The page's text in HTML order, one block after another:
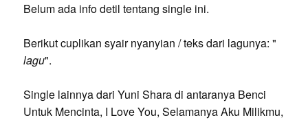
Belum ada info detil tentang single ini.
Berikut cuplikan syair nyanyian / teks dari lagunya: "
lagu".
Single lainnya dari Yuni Shara di antaranya Benci
Untuk Mencinta, I Love You, Selamanya Aku Milikmu,